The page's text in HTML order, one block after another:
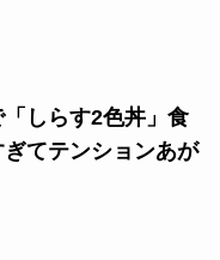
「しらす2色丼」食
てテンションあが